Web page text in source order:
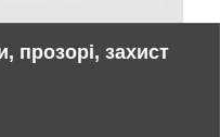
прозорі, захист